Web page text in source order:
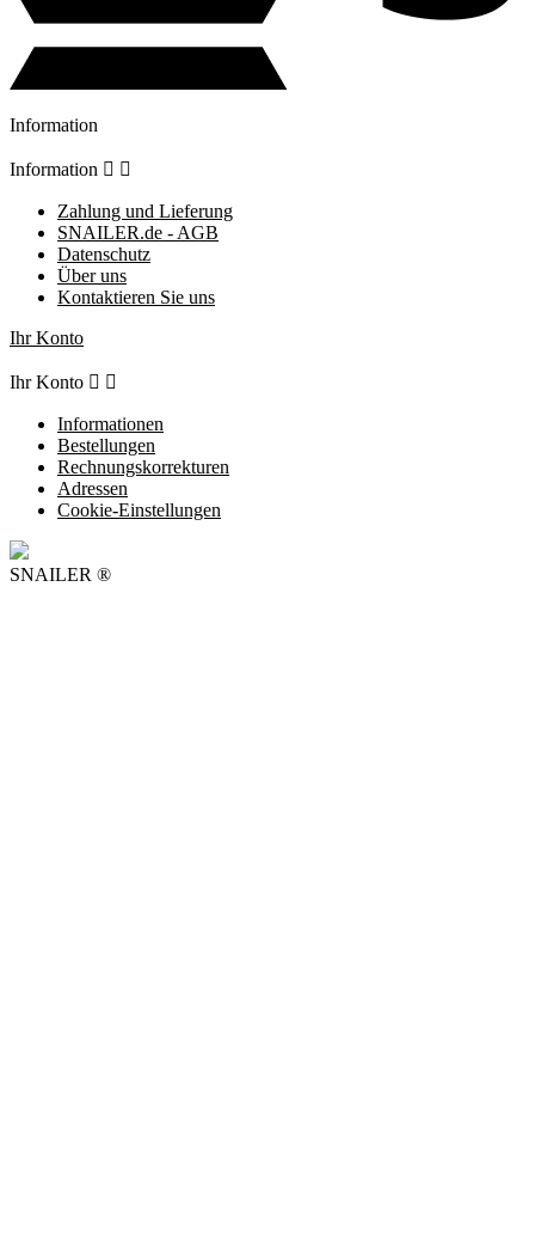
Information
Information  
Zahlung und Lieferung
SNAILER.de - AGB
Datenschutz
Über uns
Kontaktieren Sie uns
Ihr Konto
Ihr Konto  
Informationen
Bestellungen
Rechnungskorrekturen
Adressen
Cookie-Einstellungen
SNAILER ®